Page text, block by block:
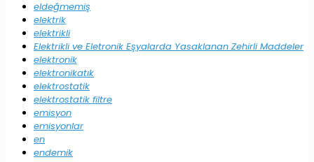
eldeğmemiş
elektrik
elektrikli
Elektrikli ve Eletronik Eşyalarda Yasaklanan Zehirli Maddeler
elektronik
elektronikatık
elektrostatik
elektrostatik filtre
emisyon
emisyonlar
en
endemik